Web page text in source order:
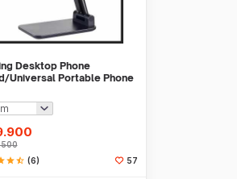
Desktop Phone
Universal Portable Phone
starstar_half (6) 57